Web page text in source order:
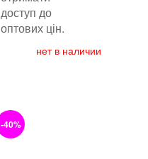
доступ до
оптових цін.
нет в наличии
-40%